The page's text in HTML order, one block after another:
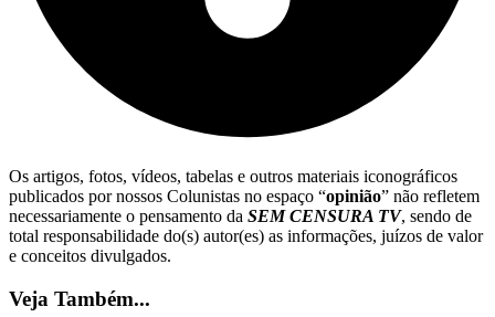
Os artigos, fotos, vídeos, tabelas e outros materiais iconográficos
publicados por nossos Colunistas no espaço “opinião” não refletem
necessariamente o pensamento da SEM CENSURA TV, sendo de
total responsabilidade do(s) autor(es) as informações, juízos de valor
e conceitos divulgados.
Veja Também...